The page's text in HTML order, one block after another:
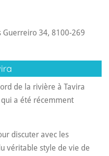
Guerreiro 34, 8100-269
de la rivière à Tavira
a été récemment
discuter avec les
véritable style de vie de